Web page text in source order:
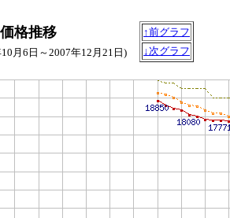
格推移
↑前グラフ
↓次グラフ
月6日～2007年12月21日)